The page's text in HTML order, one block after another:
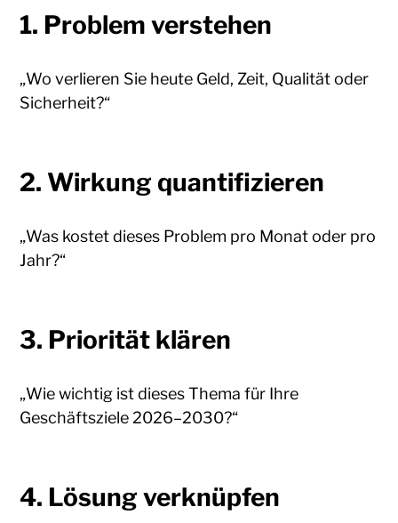
1. Problem verstehen
„Wo verlieren Sie heute Geld, Zeit, Qualität oder
Sicherheit?“
2. Wirkung quantifizieren
„Was kostet dieses Problem pro Monat oder pro
Jahr?“
3. Priorität klären
„Wie wichtig ist dieses Thema für Ihre
Geschäftsziele 2026–2030?“
4. Lösung verknüpfen